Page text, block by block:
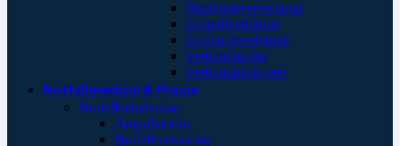
Replantatversorgung
Schnellverbände
Schlauchverbände
Verbandtücher
Verbandpäckchen
Notfallmedizin & Praxis
Notfallbehältnisse
Ampullarium
Notfallrucksäcke